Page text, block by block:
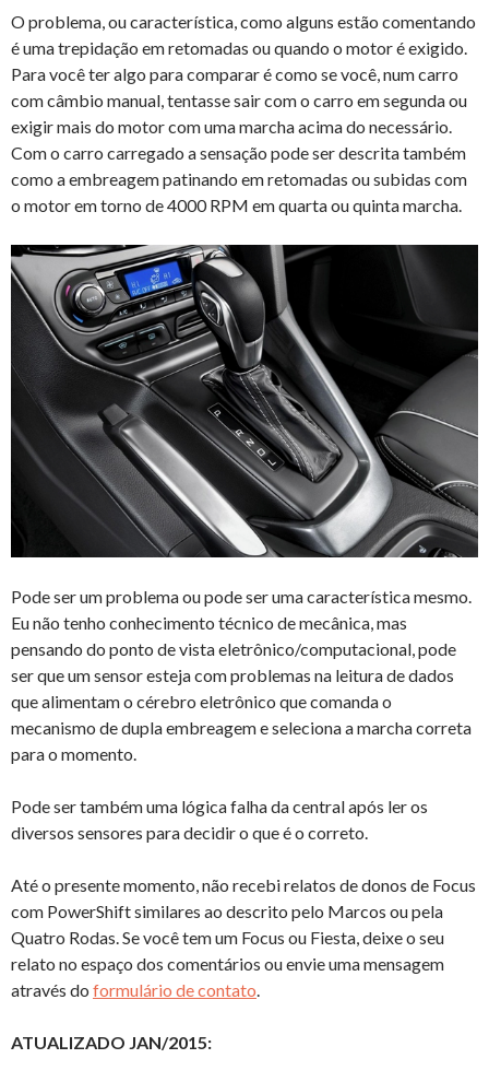
O problema, ou característica, como alguns estão comentando
é uma trepidação em retomadas ou quando o motor é exigido.
Para você ter algo para comparar é como se você, num carro
com câmbio manual, tentasse sair com o carro em segunda ou
exigir mais do motor com uma marcha acima do necessário.
Com o carro carregado a sensação pode ser descrita também
como a embreagem patinando em retomadas ou subidas com
o motor em torno de 4000 RPM em quarta ou quinta marcha.
Pode ser um problema ou pode ser uma característica mesmo.
Eu não tenho conhecimento técnico de mecânica, mas
pensando do ponto de vista eletrônico/computacional, pode
ser que um sensor esteja com problemas na leitura de dados
que alimentam o cérebro eletrônico que comanda o
mecanismo de dupla embreagem e seleciona a marcha correta
para o momento.
Pode ser também uma lógica falha da central após ler os
diversos sensores para decidir o que é o correto.
Até o presente momento, não recebi relatos de donos de Focus
com PowerShift similares ao descrito pelo Marcos ou pela
Quatro Rodas. Se você tem um Focus ou Fiesta, deixe o seu
relato no espaço dos comentários ou envie uma mensagem
através do formulário de contato
ATUALIZADO JAN/2015: